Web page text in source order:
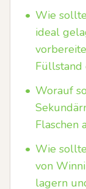
• Wie
ideal
Füllstand
• Worauf
Flaschen
• Wie
von
lagern